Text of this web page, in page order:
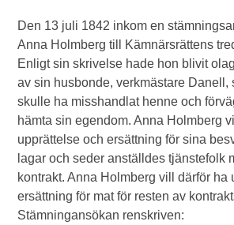
Den 13 juli 1842 inkom en
Anna Holmberg till Kämnärsrättens
Enligt sin skrivelse hade hon blivit
av sin husbonde, verkmästare Danell,
skulle ha misshandlat henne och
hämta sin egendom. Anna Holmberg
upprättelse och ersättning för sina
lagar och seder anställdes tjänstefolk
kontrakt. Anna Holmberg vill därför ha
ersättning för mat för resten av
Stämningansökan renskriven: